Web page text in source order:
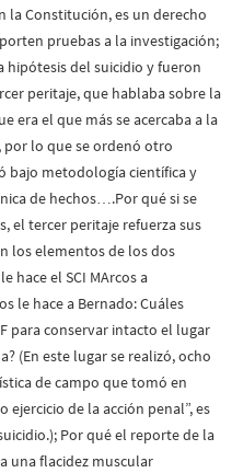
la Constitución, es un derecho
pruebas a la investigación;
hipótesis del suicidio y fueron
peritaje, que hablaba sobre la
era el que más se acercaba a la
lo que se ordenó otro
bajo metodología científica y
de hechos….Por qué si se
el tercer peritaje refuerza sus
los elementos de los dos
hace el SCI MArcos a
le hace a Bernado: Cuáles
para conservar intacto el lugar
(En este lugar se realizó, ocho
de campo que tomó en
ejercicio de la acción penal”, es
Por qué el reporte de la
una flacidez muscular